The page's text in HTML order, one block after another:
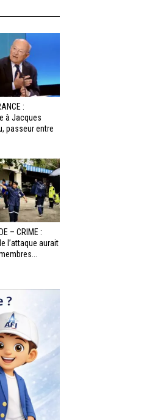
:
à Jacques
passeur entre
– CRIME :
l’attaque aurait